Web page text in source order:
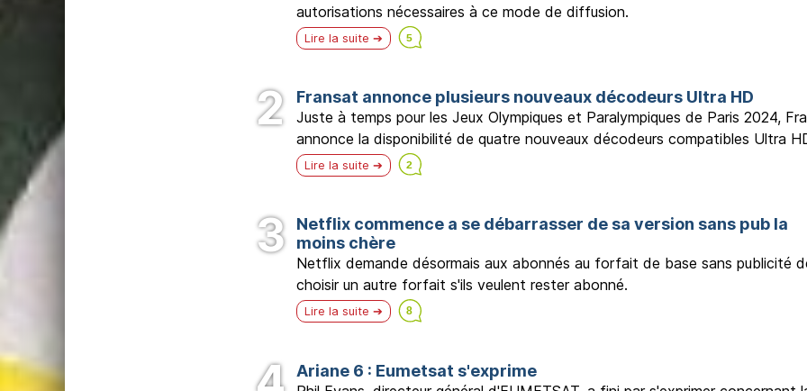
autorisations nécessaires à ce mode de diffusion.
Lire la suite
Fransat annonce plusieurs nouveaux décodeurs Ultra HD
Juste à temps pour les Jeux Olympiques et Paralympiques de Paris 2024,
annonce la disponibilité de quatre nouveaux décodeurs compatibles Ultra
Lire la suite
Netflix commence a se débarrasser de sa version sans pub la
moins chère
Netflix demande désormais aux abonnés au forfait de base sans publicité
choisir un autre forfait s'ils veulent rester abonné.
Lire la suite
Ariane 6 : Eumetsat s'exprime